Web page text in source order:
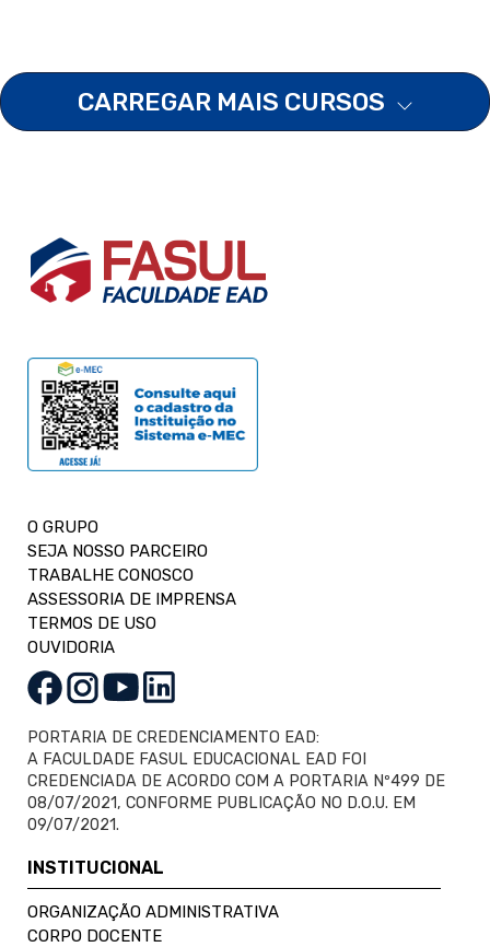
CARREGAR MAIS CURSOS
O GRUPO
SEJA NOSSO PARCEIRO
TRABALHE CONOSCO
ASSESSORIA DE IMPRENSA
TERMOS DE USO
OUVIDORIA
PORTARIA DE CREDENCIAMENTO EAD:
A FACULDADE FASUL EDUCACIONAL EAD FOI
CREDENCIADA DE ACORDO COM A PORTARIA Nº499 DE
08/07/2021, CONFORME PUBLICAÇÃO NO D.O.U. EM
09/07/2021.
INSTITUCIONAL
ORGANIZAÇÃO ADMINISTRATIVA
CORPO DOCENTE